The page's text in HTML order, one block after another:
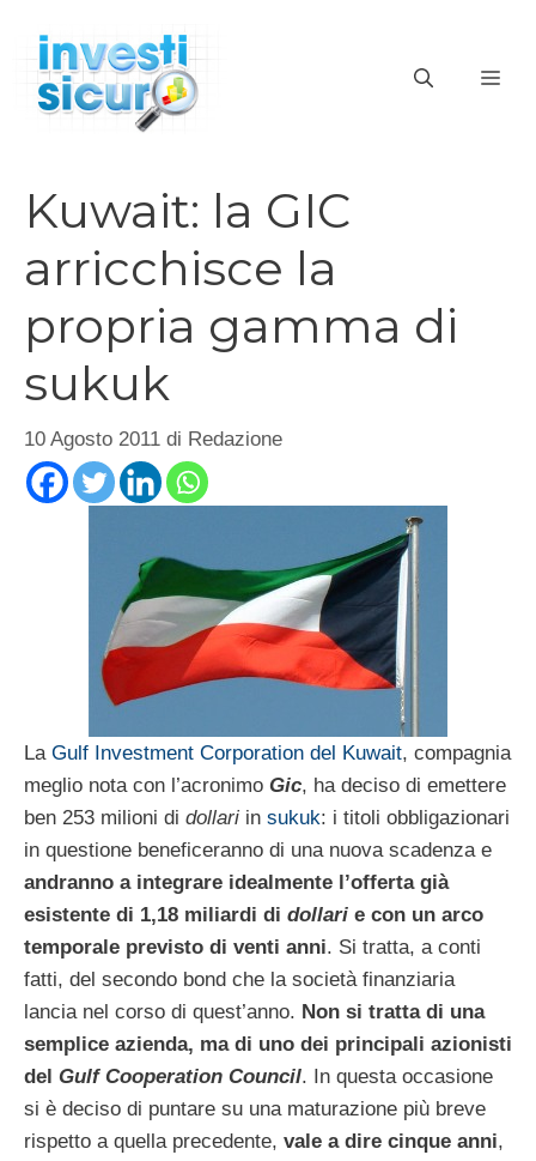
contenuto
Kuwait: la GIC
arricchisce la
propria gamma di
sukuk
10 Agosto 2011 di Redazione
La Gulf Investment Corporation del Kuwait, compagnia
meglio nota con l’acronimo Gic, ha deciso di emettere
ben 253 milioni di dollari in sukuk: i titoli obbligazionari
in questione beneficeranno di una nuova scadenza e
andranno a integrare idealmente l’offerta già
esistente di 1,18 miliardi di dollari e con un arco
temporale previsto di venti anni. Si tratta, a conti
fatti, del secondo bond che la società finanziaria
lancia nel corso di quest’anno. Non si tratta di una
semplice azienda, ma di uno dei principali azionisti
del Gulf Cooperation Council. In questa occasione
si è deciso di puntare su una maturazione più breve
rispetto a quella precedente, vale a dire cinque anni,